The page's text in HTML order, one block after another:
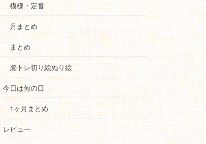
模様・定番
月まとめ
まとめ
脳トレ切り絵ぬり絵
今日は何の日
1ヶ月まとめ
レビュー